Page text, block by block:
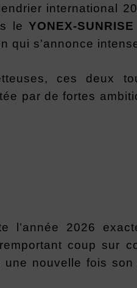
international
leYONEX-
qui s’annonce
ces deux
par de fortes
l’année 2026
coup sur
une nouvelle fois son